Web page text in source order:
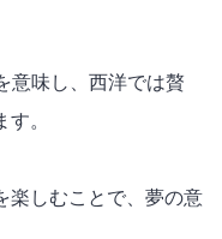
意味し、西洋では贅
。
楽しむことで、夢の意